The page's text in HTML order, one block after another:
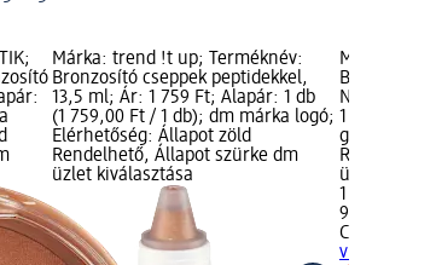
Márka: trend !t up; Terméknév:
Bronzosító cseppek peptidekkel,
13,5 ml; Ár: 1 759 Ft; Alapár: 1 db
(1 759,00 Ft / 1 db); dm márka logó;
Elérhetőség: Állapot zöld
Rendelhető, Állapot szürke dm
üzlet kiválasztása
Márka:
Bronzosító
Nr. 035
1 749 Ft;
g);
üzlet
1 749 Ft
9,5 g
CATRICE
vízálló - Nr.